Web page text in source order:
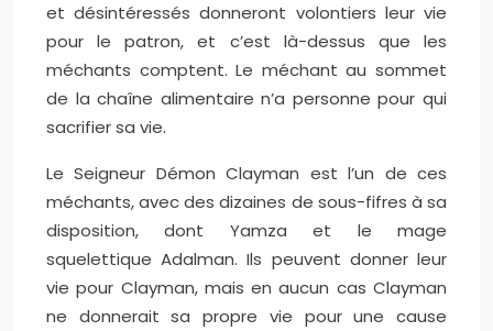
et désintéressés donneront volontiers leur vie
pour le patron, et c’est là-dessus que les
méchants comptent. Le méchant au sommet
de la chaîne alimentaire n’a personne pour qui
sacrifier sa vie.
Le Seigneur Démon Clayman est l’un de ces
méchants, avec des dizaines de sous-fifres à sa
disposition, dont Yamza et le mage
squelettique Adalman. Ils peuvent donner leur
vie pour Clayman, mais en aucun cas Clayman
ne donnerait sa propre vie pour une cause